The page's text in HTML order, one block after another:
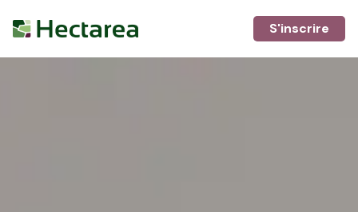
S'inscrire